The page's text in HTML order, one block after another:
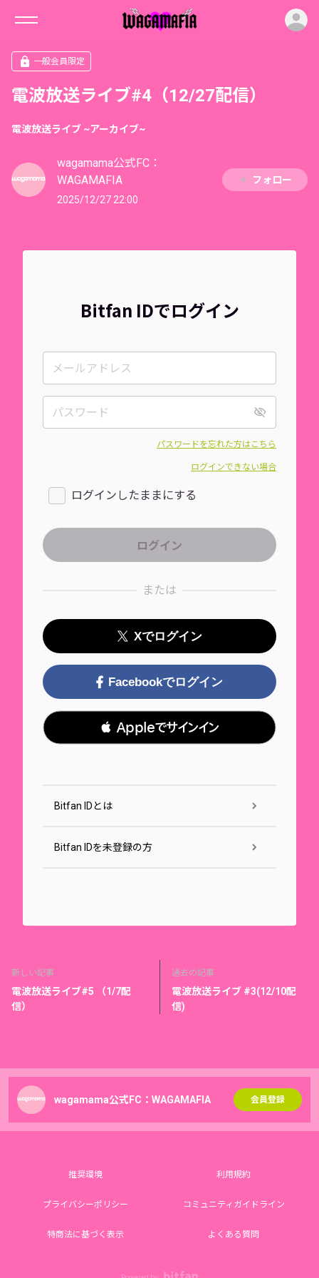
一般会員限定
電波放送ライブ#4（12/27配信）
電波放送ライブ ~アーカイブ~
wagamama公式FC：
WAGAMAFIA
2025/12/27 22:00
フォロー
Bitfan IDでログイン
パスワードを忘れた方はこちら
ログインできない場合
ログインしたままにする
または
Xでログイン
Facebookでログイン
 Appleでサインイン
Bitfan IDとは
Bitfan IDを未登録の方
新しい記事
電波放送ライブ#5 （1/7配
信）
過去の記事
電波放送ライブ #3(12/10配
信)
wagamama公式FC：WAGAMAFIA 会員登録
推奨環境 利用規約
プライバシーポリシー コミュニティガイドライン
特商法に基づく表示 よくある質問